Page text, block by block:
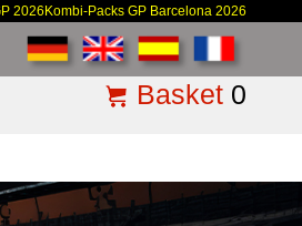
2026 Kombi-Packs GP Barcelona 2026
Basket 0